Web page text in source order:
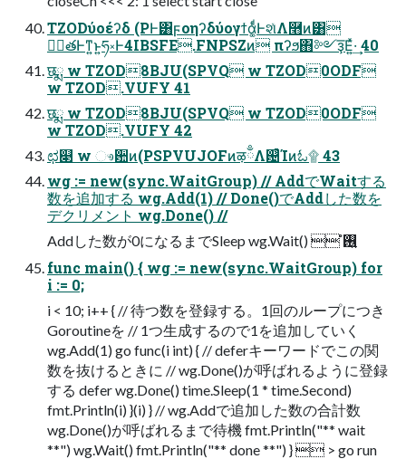
TZODύοέʔδ (PͰ͸ϝοηʔδύογϯά͚ͩͰશͯΛ࿫͏ͷ͸
ݱ࣮తͰͳ͍ͱ͍͏ཧ༝Ͱ4IBSFE.FNPSZͷ πʔϧ΋༻ҙ͞Ε͍ͯ·͢ 40
छྨ w TZOD8BJU(SPVQ w TZOD0ODF
w TZOD.VUFY 41
छྨ w TZOD8BJU(SPVQ w TZOD0ODF
w TZOD.VUFY 42
ಛ௃ w ෳ਺ͷ(PSPVUJOFͷऴྃΛ଴ͭͨΊͷಓ۩ 43
wg := new(sync.WaitGroup) // AddでWaitする
数を追加する wg.Add(1) // Done()でAddした数を
デクリメント wg.Done() //
Addした数が0になるまでSleep wg.Wait()  ࢖͍ํ
func main() { wg := new(sync.WaitGroup) for
i := 0;
i < 10; i++ { // 待つ数を登録する。1回のループにつき
Goroutineを // 1つ生成するので1を追加していく
wg.Add(1) go func(i int) { // deferキーワードでこの関
数を抜けるときに // wg.Done()が呼ばれるように登録
する defer wg.Done() time.Sleep(1 * time.Second)
fmt.Println(i) }(i) } // wg.Addで追加した数の合計数
wg.Done()が呼ばれるまで待機 fmt.Println("** wait
**") wg.Wait() fmt.Println("** done **") }  > go run